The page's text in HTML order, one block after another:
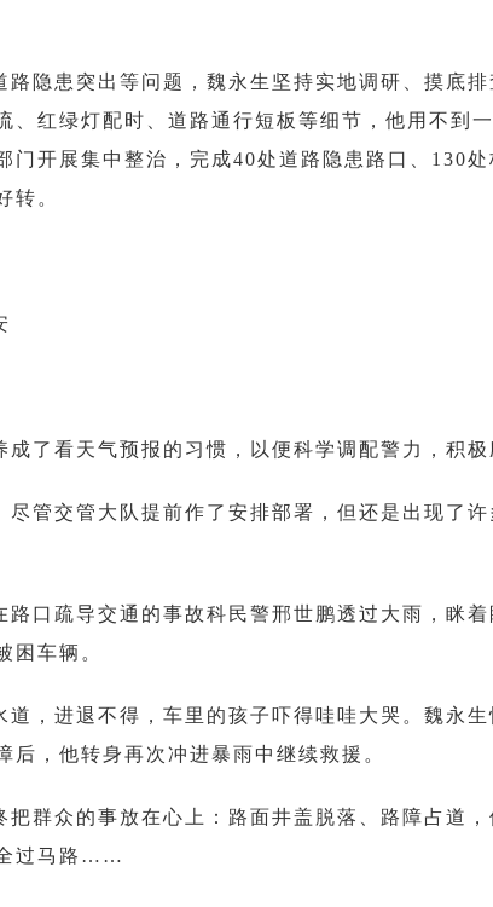
路隐患突出等问题，魏永生坚持实地调研、摸底
、红绿灯配时、道路通行短板等细节，他用不到
门开展集中整治，完成40处道路隐患路口、130
转。
了看天气预报的习惯，以便科学调配警力，积极
尽管交管大队提前作了安排部署，但还是出现了
路口疏导交通的事故科民警邢世鹏透过大雨，眯
困车辆。
道，进退不得，车里的孩子吓得哇哇大哭。魏永
后，他转身再次冲进暴雨中继续救援。
把群众的事放在心上：路面井盖脱落、路障占道
过马路……